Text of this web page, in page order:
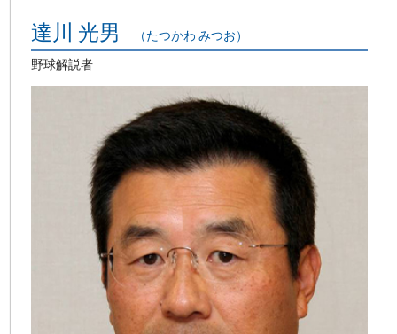
達川 光男 （たつかわ みつお）
野球解説者